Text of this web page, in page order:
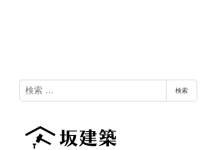
検
索
検索